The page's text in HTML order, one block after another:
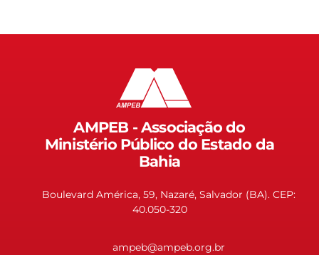
AMPEB - Associação do
Ministério Público do Estado da
Bahia
Boulevard América, 59, Nazaré, Salvador (BA). CEP:
40.050-320
ampeb@ampeb.org.br